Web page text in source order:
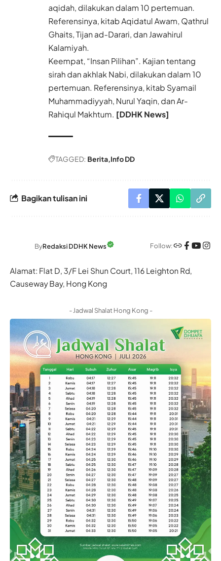
aqidah, dilakukan dalam 10 pertemuan.
Referensinya, kitab Aqidatul Awam, Qathrul
Ghaits, Tijan ad-Darari, dan Jawahirul
Kalamiyah.
Keempat, “Insan Pilihan”. Kajian tentang
sirah dan akhlak Nabi, dilakukan dalam 10
pertemuan. Referensinya, kitab Syamail
Muhammadiyyah, Nurul Yaqin, dan Ar-
Rahiqul Makhtum. [DDHK News]
TAGGED: Berita Info DD
Bagikan tulisan ini
ByRedaksi DDHK News Follow:
Alamat: Flat D, 3/F Lei Shun Court, 116 Leighton Rd,
Causeway Bay, Hong Kong
- Jadwal Shalat Hong Kong -